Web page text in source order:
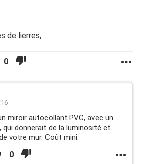
de lierres,
0
miroir autocollant PVC, avec un
donnerait de la luminosité et
votre mur. Coût mini.
0